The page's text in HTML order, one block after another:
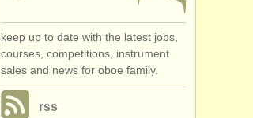
keep up to date with the latest jobs,
courses, competitions, instrument
sales and news for oboe family.
rss